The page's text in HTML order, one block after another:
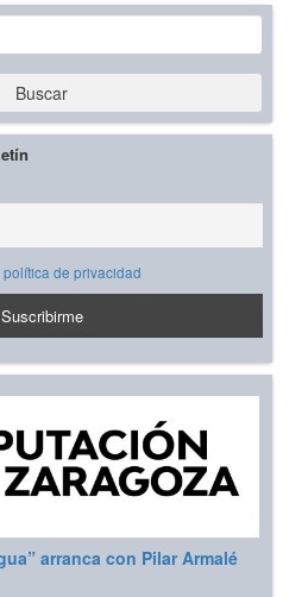
Buscar
de privacidad
arranca con Pilar Armalé